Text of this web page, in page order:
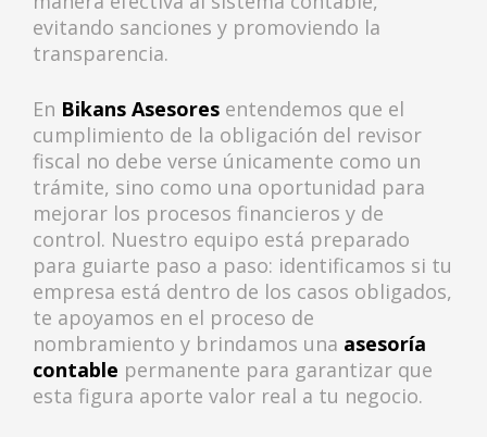
evitando sanciones y promoviendo la
transparencia.
En Bikans Asesores entendemos que el
cumplimiento de la obligación del revisor
fiscal no debe verse únicamente como un
trámite, sino como una oportunidad para
mejorar los procesos financieros y de
control. Nuestro equipo está preparado
para guiarte paso a paso: identificamos si tu
empresa está dentro de los casos obligados,
te apoyamos en el proceso de
nombramiento y brindamos una asesoría
contable permanente para garantizar que
esta figura aporte valor real a tu negocio.